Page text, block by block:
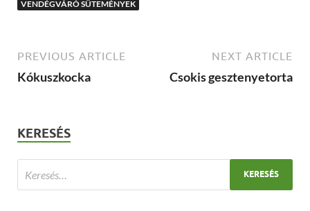
VENDÉGVÁRÓ SÜTEMÉNYEK
PREVIOUS ARTICLE
Kókuszkocka
NEXT ARTICLE
Csokis gesztenyetorta
KERESÉS